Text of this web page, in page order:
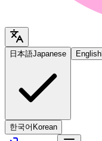
日本語Japanese English
한국어 Korean